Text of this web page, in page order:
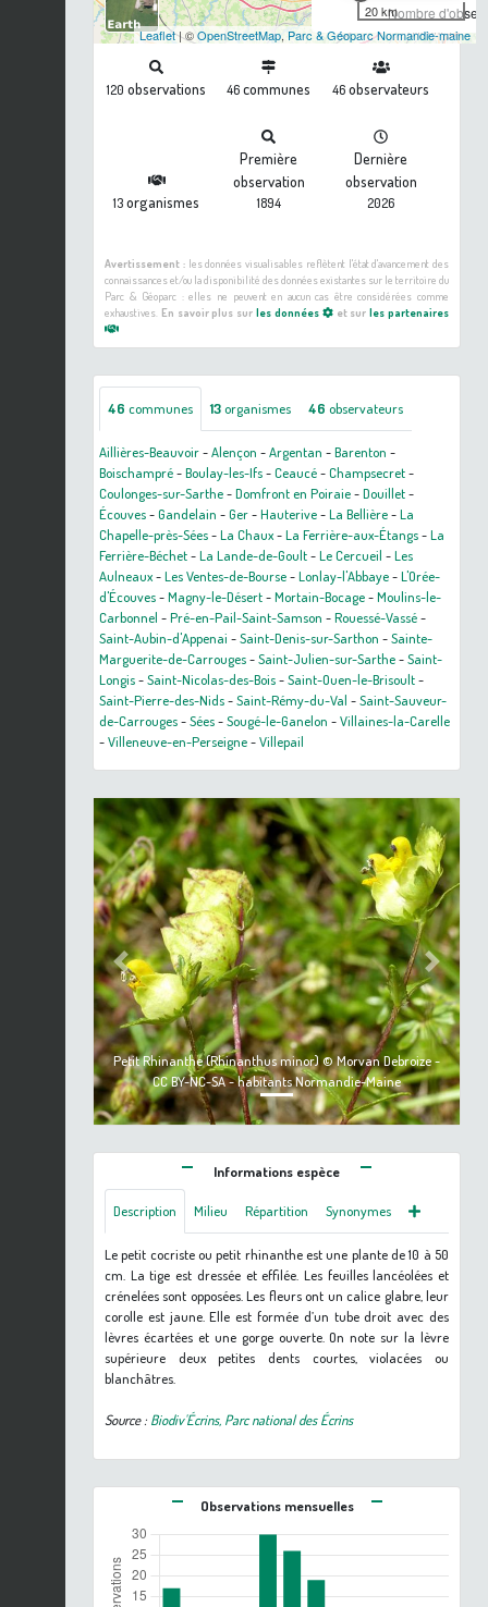
Nombre
20 km
Leaflet| ©OpenStreetMap, Parc & Géoparc Normandie-maine
120 observations 46communes 46observateurs
13organismes
Première
observation
1894
Dernière
observation
2026
Avertissement :les données visualisables reflètent l'état d'avancement des
connaissances et/ou la disponibilité des données existantes sur le territoire du
Parc & Géoparc : elles ne peuvent en aucun cas être considérées comme
exhaustives. En savoir plus sur les données et surles partenaires
46 communes 13organismes 46 observateurs
Aillières-Beauvoir-Alençon -Argentan -Barenton -
Boischampré-Boulay-les-Ifs-Ceaucé-Champsecret-
Coulonges-sur-Sarthe-Domfront en Poiraie-Douillet-
Écouves-Gandelain -Ger-Hauterive-La Bellière-La
Chapelle-près-Sées-La Chaux-La Ferrière-aux-Étangs-La
Ferrière-Béchet-La Lande-de-Goult-Le Cercueil -Les
Aulneaux-Les Ventes-de-Bourse-Lonlay-l'Abbaye-L'Orée-
d'Écouves-Magny-le-Désert-Mortain-Bocage-Moulins-le-
Carbonnel -Pré-en-Pail-Saint-Samson -Rouessé-Vassé-
Saint-Aubin-d'Appenai -Saint-Denis-sur-Sarthon -Sainte-
Marguerite-de-Carrouges-Saint-Julien-sur-Sarthe-Saint-
Longis-Saint-Nicolas-des-Bois-Saint-Ouen-le-Brisoult-
Saint-Pierre-des-Nids-Saint-Rémy-du-Val -Saint-Sauveur-
de-Carrouges-Sées-Sougé-le-Ganelon -Villaines-la-Carelle
-Villeneuve-en-Perseigne-Villepail
Petit Rhinanthe (Rhinanthus minor) © Morvan Debroize -
CC BY-NC-SA - habitants Normandie-Maine
Previous Next
Informations espèce
Description Milieu Répartition Synonymes
Le petit cocriste ou petit rhinanthe est une plante de 10 à 50
cm. La tige est dressée et effilée. Les feuilles lancéolées et
crénelées sont opposées. Les fleurs ont un calice glabre, leur
corolle est jaune. Elle est formée d’un tube droit avec des
lèvres écartées et une gorge ouverte. On note sur la lèvre
supérieure deux petites dents courtes, violacées ou
blanchâtres.
Source : Biodiv'Écrins, Parc national des Écrins
Observations mensuelles